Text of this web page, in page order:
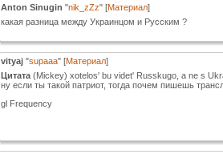
Anton Sinugin "nik_zZz" [Материал]
какая разница между Украинцом и Русским ?
vityaj"supaaa" [Материал]
Цитата(Mickey) xotelos' bu videt' Russkugo, a ne s
ну если ты такой патриот, тогда почем пишешь
gl Frequency